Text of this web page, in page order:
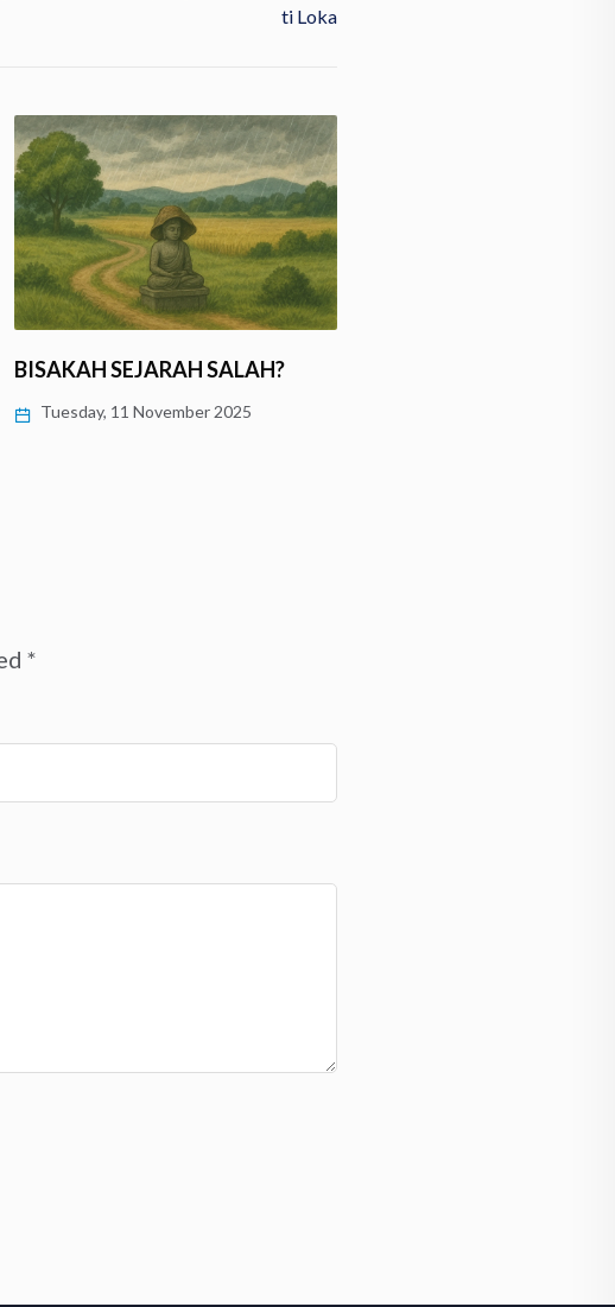
Ti Loka
BISAKAH SEJARAH SALAH?
Tuesday, 11 November 2025
*